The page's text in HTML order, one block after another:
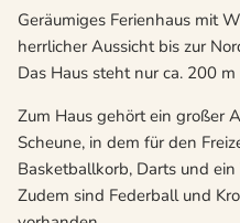
Geräumiges Ferienhaus mit
herrlicher Aussicht bis zur
Das Haus steht nur ca. 200
Zum Haus gehört ein großer
Scheune, in dem für den
Basketballkorb, Darts und
Zudem sind Federball und